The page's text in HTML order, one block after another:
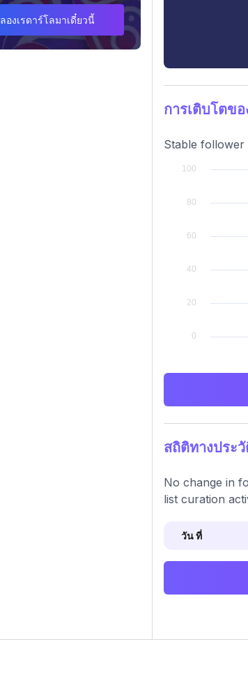
ลองเรดาร์โลมาเดี๋ยวนี้
การเติบโตข
Stable follower
สถิติทางประ
No change in
list curation
วัน ที่